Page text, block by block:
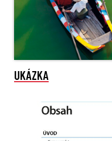
UKÁZKA